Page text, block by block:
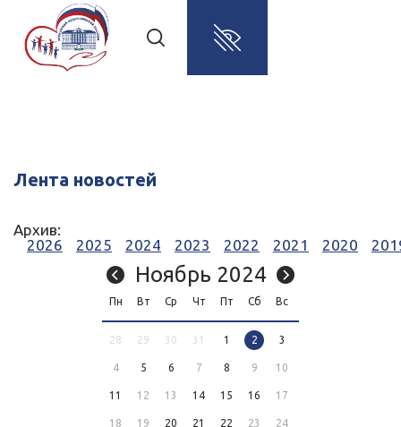
Лента новостей
Архив:
2026
2025 2024 2023 2022 2021 2020
Ноябрь 2024
Пн Вт Ср Чт Пт Сб Вс
28 29 30 31 1 2 3
4 5 6 7 8 9 10
11 12 13 14 15 16 17
18 19 20 21 22 23 24